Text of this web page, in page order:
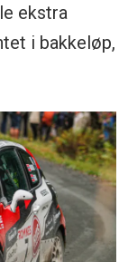
ekstra
i bakkeløp,